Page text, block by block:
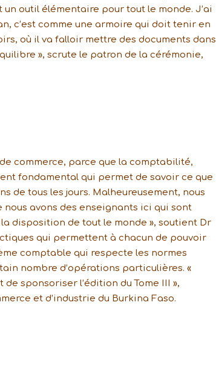
outil élémentaire pour tout le monde. J’ai
c’est comme une armoire qui doit tenir en
où il va falloir mettre des documents dans
», scrute le patron de la cérémonie,
commerce, parce que la comptabilité,
fondamental qui permet de savoir ce que
de tous les jours. Malheureusement, nous
nous avons des enseignants ici qui sont
disposition de tout le monde », soutient Dr
qui permettent à chacun de pouvoir
comptable qui respecte les normes
nombre d’opérations particulières. «
sponsoriser l’édition du Tome III »,
et d’industrie du Burkina Faso.